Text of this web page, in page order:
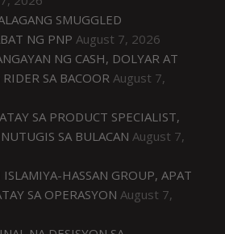
SMUGGLED
NG PNP August 7, 2026
NG CASH, DOLYAR AT
SA BACOOR August 7,
SA PRODUCT SPECIALIST,
SA BULACAN August 7,
HASSAN GROUP, APAT
SA OPERASYON August 7,